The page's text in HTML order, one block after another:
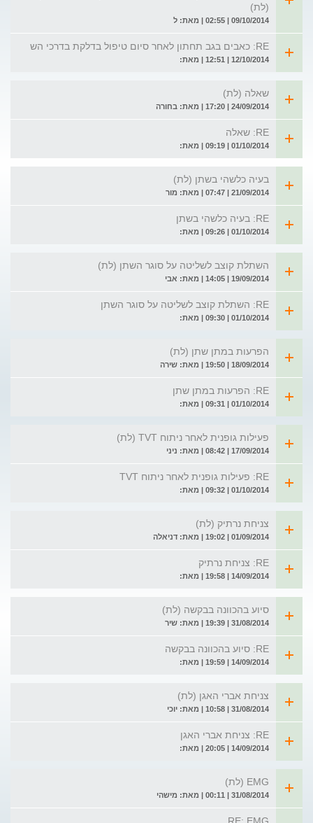
(לת)
09/10/2014 | 02:55 | מאת: ל
RE: כאבים בגב תחתון לאחר סיום טיפול בדלקת בדרכי הש
12/10/2014 | 12:51 | מאת:
שאלה (לת)
24/09/2014 | 17:20 | מאת: בחורה
RE: שאלה
01/10/2014 | 09:19 | מאת:
בעיה כלשהי בשתן (לת)
21/09/2014 | 07:47 | מאת: מור
RE: בעיה כלשהי בשתן
01/10/2014 | 09:26 | מאת:
השתלת קוצב לשליטה על סוגר השתן (לת)
19/09/2014 | 14:05 | מאת: אבי
RE: השתלת קוצב לשליטה על סוגר השתן
01/10/2014 | 09:30 | מאת:
הפרעות במתן שתן (לת)
18/09/2014 | 19:50 | מאת: שירה
RE: הפרעות במתן שתן
01/10/2014 | 09:31 | מאת:
פעילות גופנית לאחר ניתוח TVT (לת)
17/09/2014 | 08:42 | מאת: ניני
RE: פעילות גופנית לאחר ניתוח TVT
01/10/2014 | 09:32 | מאת:
צניחת נרתיק (לת)
01/09/2014 | 19:02 | מאת: דניאלה
RE: צניחת נרתיק
14/09/2014 | 19:58 | מאת:
סיוע בהכוונה בבקשה (לת)
31/08/2014 | 19:39 | מאת: שיר
RE: סיוע בהכוונה בבקשה
14/09/2014 | 19:59 | מאת:
צניחת אברי האגן (לת)
31/08/2014 | 10:58 | מאת: יוכי
RE: צניחת אברי האגן
14/09/2014 | 20:05 | מאת:
EMG (לת)
31/08/2014 | 00:11 | מאת: מישהי